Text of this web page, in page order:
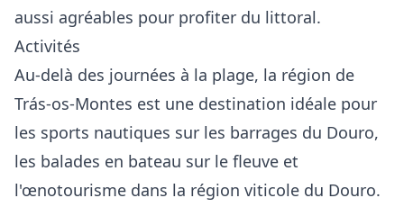
aussi agréables pour profiter du littoral.
Activités
Au-delà des journées à la plage, la région de
Trás-os-Montes est une destination idéale pour
les sports nautiques sur les barrages du Douro,
les balades en bateau sur le fleuve et
l'œnotourisme dans la région viticole du Douro.